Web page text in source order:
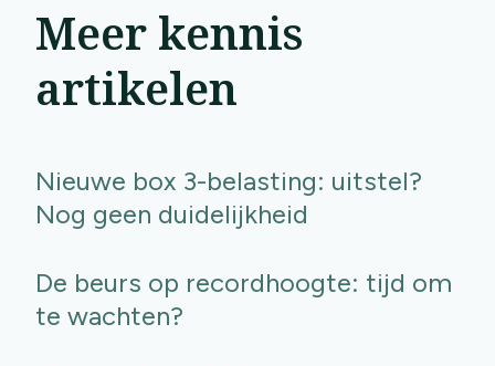
Meer kennis
artikelen
Nieuwe box 3-belasting: uitstel?
Nog geen duidelijkheid
De beurs op recordhoogte: tijd om
te wachten?